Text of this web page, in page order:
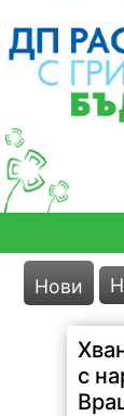
Нови
с